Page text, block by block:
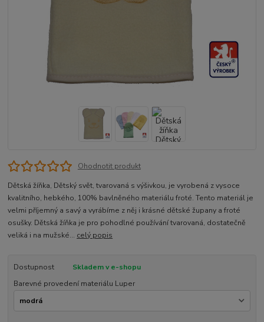
Ohodnotit produkt
Dětská žíňka, Dětský svět, tvarovaná s výšivkou, je vyrobená z vysoce
kvalitního, hebkého, 100% bavlněného materiálu froté. Tento materiál je
velmi příjemný a savý a vyrábíme z něj i krásné dětské župany a froté
osušky. Dětská žíňka je pro pohodlné používání tvarovaná, dostatečně
veliká i na mužské... celý popis
Dostupnost
Skladem v e-shopu
Barevné provedení materiálu Luper